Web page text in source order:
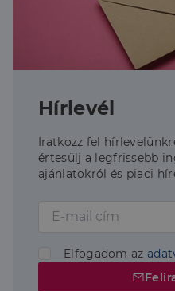
Hírlevél
Iratkozz fel
értesülj a legfrissebb
ajánlatokról és piaci
Elfogadom az